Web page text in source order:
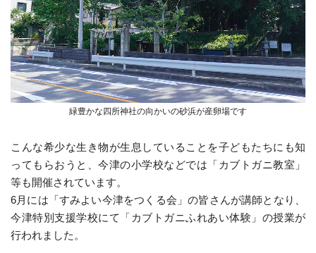
緑豊かな四所神社の向かいの砂浜が産卵場です
こんな希少な生き物が生息していることを子どもたちにも知
ってもらおうと、今津の小学校などでは「カブトガニ教室」
等も開催されています。
6月には「すみよい今津をつくる会」の皆さんが講師となり、
今津特別支援学校にて「カブトガニふれあい体験」の授業が
行われました。